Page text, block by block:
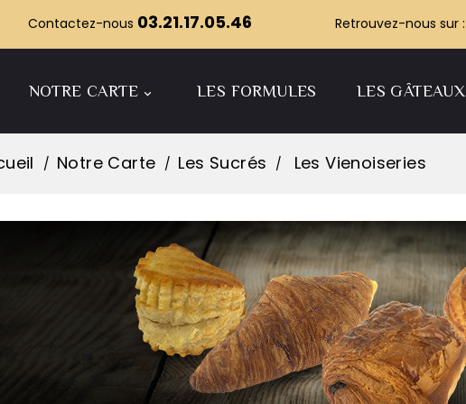
Contactez-nous 03.21.17.05.46 Retrouvez-nous sur :

NOTRE CARTE LES FORMULES LES GÂTEAUX
Notre Carte Les Sucrés Les Vienoiseries